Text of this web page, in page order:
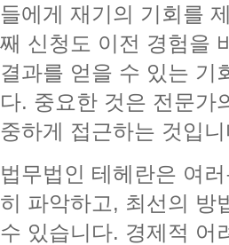
들에게 재기의 기회를
째 신청도 이전 경험을
결과를 얻을 수 있는 기
다. 중요한 것은 전문가
중하게 접근하는 것입니
법무법인 테헤란은 여
히 파악하고, 최선의 방
수 있습니다. 경제적 어